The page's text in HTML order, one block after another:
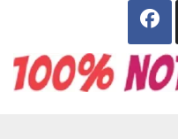
contenuto